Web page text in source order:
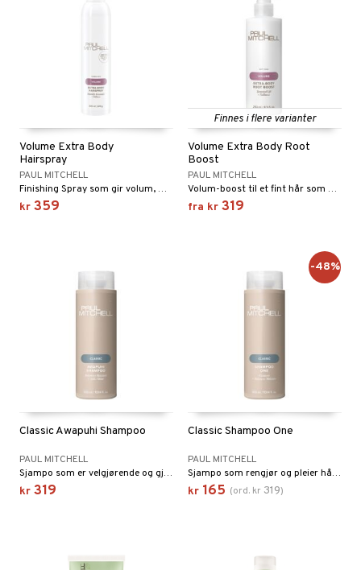
Volume Extra Body
Hairspray
PAUL MITCHELL
Finishing Spray som gir volum, maksimal kontroll og en sunn glans.
kr 359
Finnes i flere varianter
Volume Extra Body Root
Boost
PAUL MITCHELL
Volum-boost til et fint hår som gir fyldighet og liv til et fint hår.
fra kr 319
Classic Awapuhi Shampoo
PAUL MITCHELL
Sjampo som er velgjørende og gjenfuktende og rengjør nøye.
kr 319
Classic Shampoo One
PAUL MITCHELL
Sjampo som rengjør og pleier håret.
kr 165 (ord. kr 319)
-48%